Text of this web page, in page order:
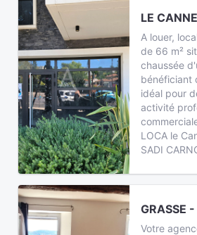
LE
A louer,
de 66 m²
chaussée
bénéficiant
idéal pour
activité
LOCA le
SADI
GRASSE
Votre